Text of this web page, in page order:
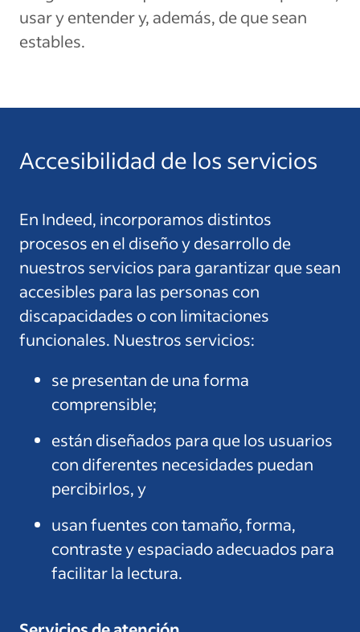
usar y entender y, además, de que sean
estables.
Accesibilidad de los servicios
En Indeed, incorporamos distintos
procesos en el diseño y desarrollo de
nuestros servicios para garantizar que sean
accesibles para las personas con
discapacidades o con limitaciones
funcionales. Nuestros servicios:
se presentan de una forma
comprensible;
están diseñados para que los usuarios
con diferentes necesidades puedan
percibirlos, y
usan fuentes con tamaño, forma,
contraste y espaciado adecuados para
facilitar la lectura.